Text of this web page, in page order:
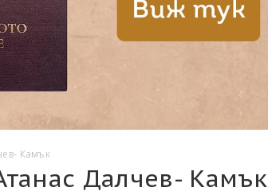
Камък
Далчев- Камък